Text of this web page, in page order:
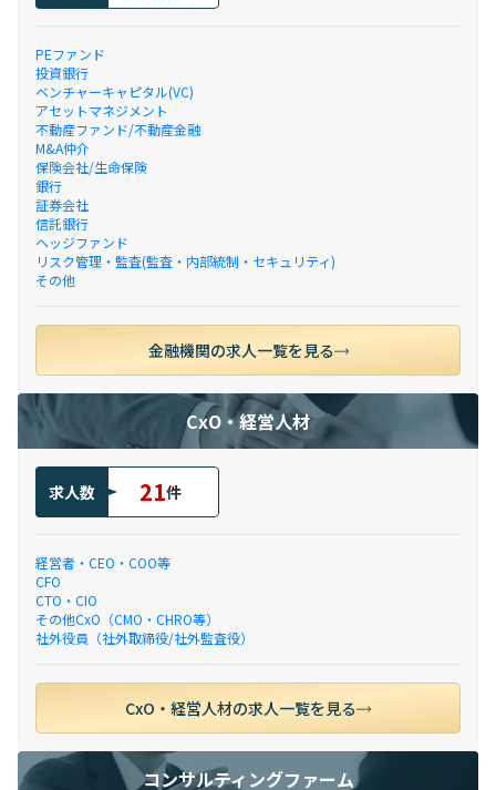
PEファンド
投資銀行
ベンチャーキャピタル(VC)
アセットマネジメント
不動産ファンド/不動産金融
M&A仲介
保険会社/生命保険
銀行
証券会社
信託銀行
ヘッジファンド
リスク管理・監査(監査・内部統制・セキュリティ)
その他
金融機関の求人一覧を見る
CxO・経営人材
求人数 21件
経営者・CEO・COO等
CFO
CTO・CIO
その他CxO（CMO・CHRO等）
社外役員（社外取締役/社外監査役）
CxO・経営人材の求人一覧を見る
コンサルティングファーム